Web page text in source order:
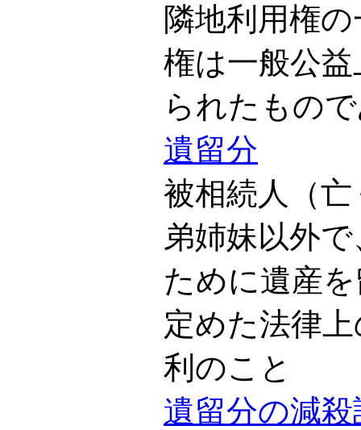
隣地利用権
権は一般公
られたもの
遺留分
被相続人（
弟姉妹以外
ために遺産
定めた法律
利のこと
遺留分の減